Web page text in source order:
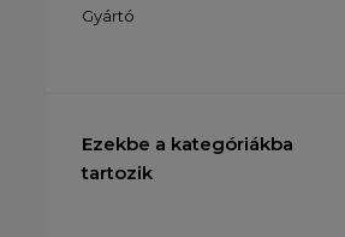
Gyártó
Ezekbe a kategóriákba
tartozik